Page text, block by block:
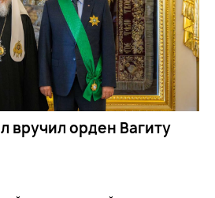
вручил орден Вагиту